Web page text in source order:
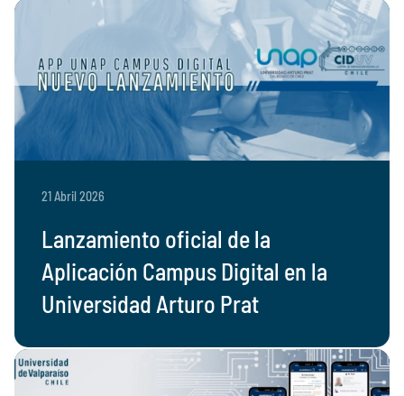
21 Abril 2026
Lanzamiento oficial de la
Aplicación Campus Digital en la
Universidad Arturo Prat